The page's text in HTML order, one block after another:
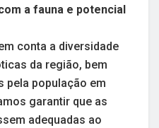
a fauna e potencial
conta a diversidade
da região, bem
pela população em
garantir que as
adequadas ao